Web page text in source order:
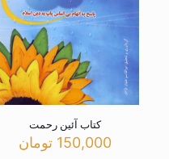
کتاب آئین رحمت
150,000 تومان